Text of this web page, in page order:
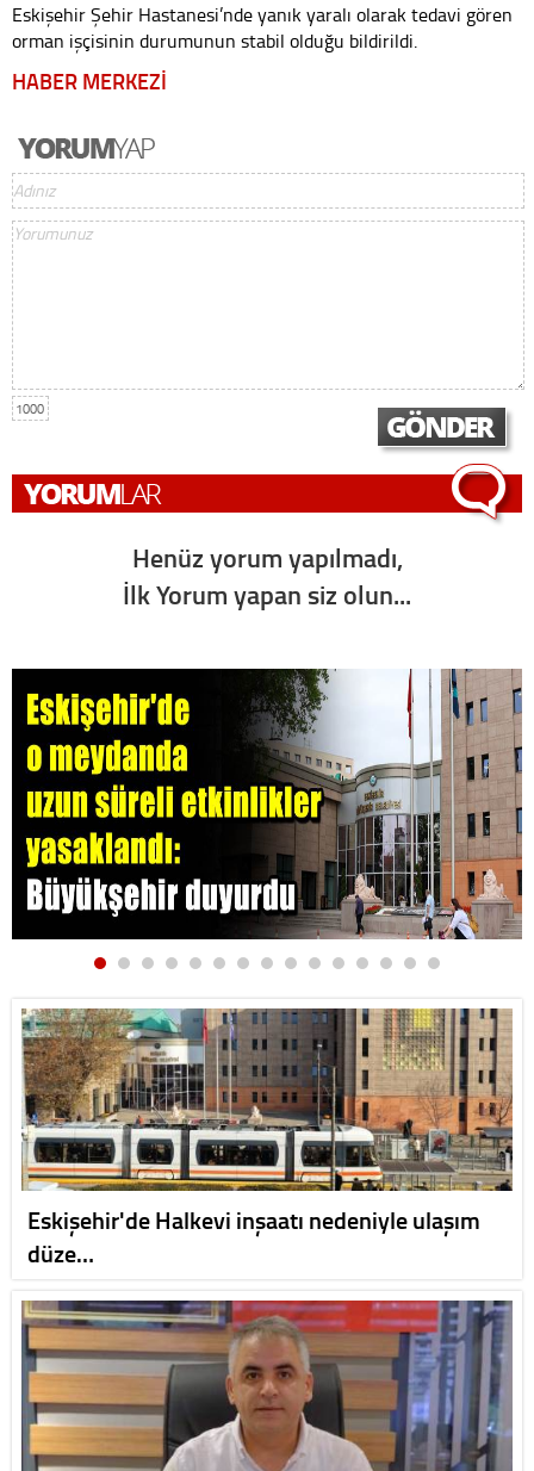
Eskişehir Şehir Hastanesi’nde yanık yaralı olarak tedavi gören
orman işçisinin durumunun stabil olduğu bildirildi.
HABER MERKEZİ
1000
Henüz yorum yapılmadı,
İlk Yorum yapan siz olun...
Eskişehir'de Halkevi inşaatı nedeniyle ulaşım
düze…